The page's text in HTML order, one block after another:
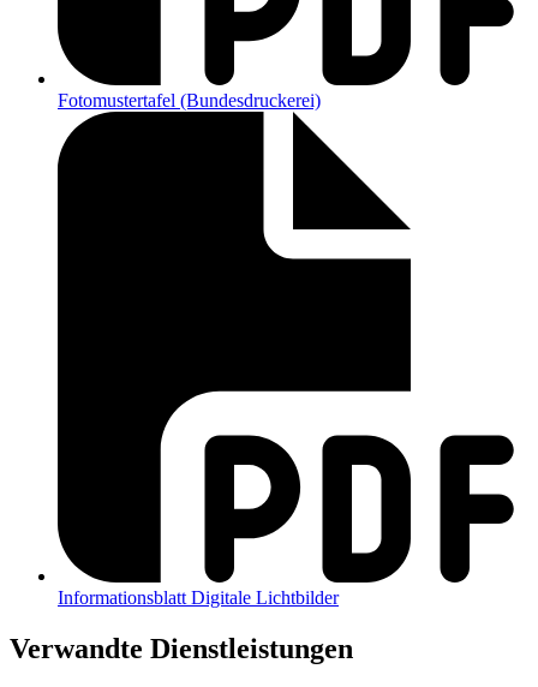
Fotomustertafel (Bundesdruckerei)
Informationsblatt Digitale Lichtbilder
Verwandte Dienstleistungen